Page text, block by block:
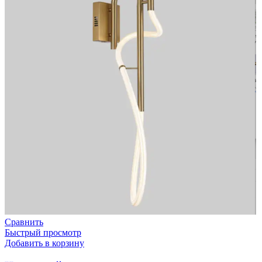
Сравнить
Быстрый просмотр
Добавить в корзину